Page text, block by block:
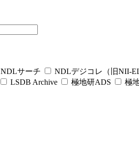
NDLサーチ NDLデジコレ（旧NII-
LSDB Archive 極地研ADS 極